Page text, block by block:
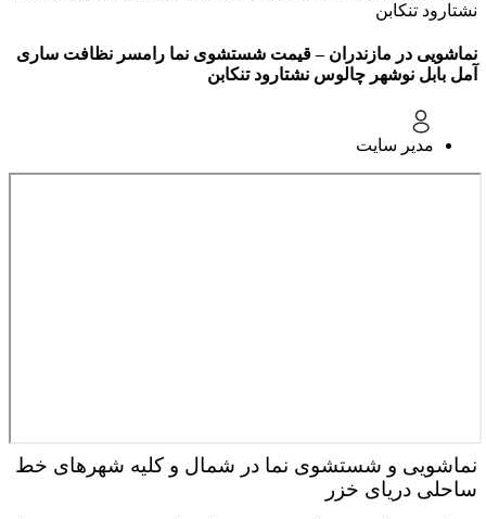
نشتارود تنکابن
نماشویی در مازندران – قیمت شستشوی نما رامسر نظافت ساری
آمل بابل نوشهر چالوس نشتارود تنکابن
مدیر سایت
نماشویی و شستشوی نما در شمال و کلیه شهرهای خط
ساحلی دریای خزر